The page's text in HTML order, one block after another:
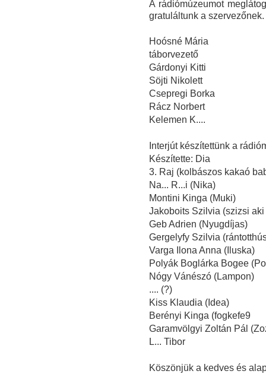
A rádiómúzeumot
gratuláltunk a szervezőnek.
Hoósné Mária
táborvezető
Gárdonyi Kitti
Söjti Nikolett
Csepregi Borka
Rácz Norbert
Kelemen K....
Interjút készítettünk a
Készítette: Dia
3. Raj (kolbászos kakaó
Na... R...i (Nika)
Montini Kinga (Muki)
Jakoboits Szilvia (szizsi
Geb Adrien (Nyugdíjas)
Gergelyfy Szilvia
Varga Ilona Anna (Iluska)
Polyák Boglárka Bogee
Nógy Vánészó (Lampon)
.... (?)
Kiss Klaudia (Idea)
Berényi Kinga (fogkefe9
Garamvölgyi Zoltán Pál
L... Tibor
Köszönjük a kedves és